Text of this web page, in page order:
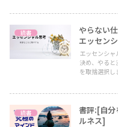
読書
やらない
エッセン
エッセンシャ
決め、やると
を取捨選択し
読書
書評:[自分
ルネス]